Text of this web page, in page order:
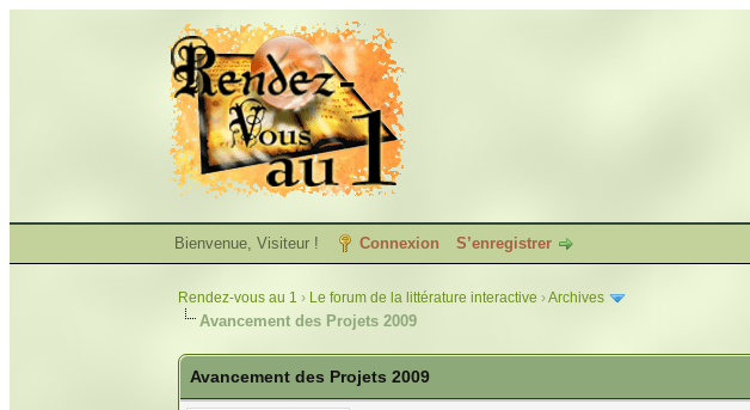
Bienvenue, Visiteur ! Connexion S’enregistrer
Rendez-vous au 1 › Le forum de la littérature interactive ›Archives
Avancement des Projets 2009
Avancement des Projets 2009